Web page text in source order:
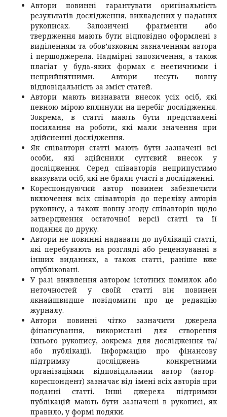
Автори повинні гарантувати оригінальність
результатів дослідження, викладених у наданих
рукописах. Запозичені фрагменти або
твердження мають бути відповідно оформлені з
виділенням та обов’язковим зазначенням автора
і першоджерела. Надмірні запозичення, а також
плагіат у будь-яких формах є неетичними і
неприйнятними. Автори несуть повну
відповідальність за зміст статей.
Автори мають визнавати внесок усіх осіб, які
певною мірою вплинули на перебіг дослідження.
Зокрема, в статті мають бути представлені
посилання на роботи, які мали значення при
здійсненні дослідження.
Як співавтори статті мають бути зазначені всі
особи, які здійснили суттєвий внесок у
дослідження. Серед співавторів неприпустимо
вказувати осіб, які не брали участі в дослідженні.
Кореспондуючий автор повинен забезпечити
включення всіх співавторів до переліку авторів
рукопису, а також повну згоду співавторів щодо
затвердження остаточної версії статті та її
подання до друку.
Автори не повинні надавати до публікації статті,
які перебувають на розгляді або рецензуванні в
інших виданнях, а також статті, раніше вже
опубліковані.
У разі виявлення автором істотних помилок або
неточностей у своїй статті він повинен
якнайшвидше повідомити про це редакцію
журналу.
Автори повинні чітко зазначити джерела
фінансування, використані для створення
їхнього рукопису, зокрема для дослідження та/
або публікації. Інформацію про фінансову
підтримку досліджень конкретними
організаціями відповідальний автор (автор-
кореспондент) зазначає від імені всіх авторів при
поданні статті. Інші джерела підтримки
публікацій мають бути зазначені в рукописі, як
правило, у формі подяки.